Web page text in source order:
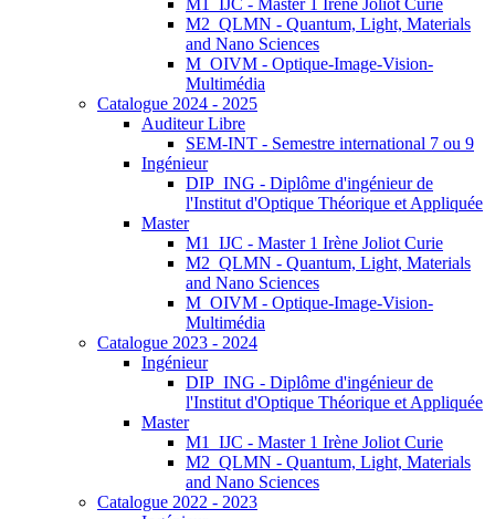
M1_IJC - Master 1 Irène Joliot Curie
M2_QLMN - Quantum, Light, Materials
and Nano Sciences
M_OIVM - Optique-Image-Vision-
Multimédia
Catalogue 2024 - 2025
Auditeur Libre
SEM-INT - Semestre international 7 ou 9
Ingénieur
DIP_ING - Diplôme d'ingénieur de
l'Institut d'Optique Théorique et Appliquée
Master
M1_IJC - Master 1 Irène Joliot Curie
M2_QLMN - Quantum, Light, Materials
and Nano Sciences
M_OIVM - Optique-Image-Vision-
Multimédia
Catalogue 2023 - 2024
Ingénieur
DIP_ING - Diplôme d'ingénieur de
l'Institut d'Optique Théorique et Appliquée
Master
M1_IJC - Master 1 Irène Joliot Curie
M2_QLMN - Quantum, Light, Materials
and Nano Sciences
Catalogue 2022 - 2023